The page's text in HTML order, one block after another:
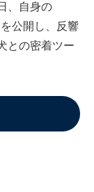
、自身の
公開し、反響
との密着ツー